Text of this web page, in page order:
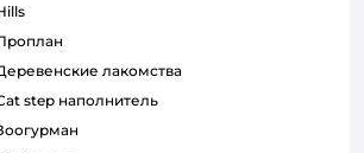
hills
проплан
деревенские лакомства
cat step наполнитель
зоогурман